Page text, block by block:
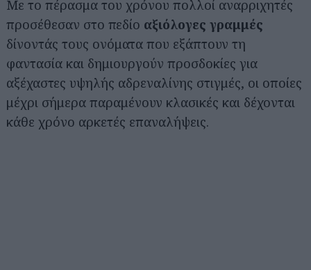
Με το πέρασμα του χρόνου πολλοί αναρριχητές
προσέθεσαν στο πεδίο αξιόλογες γραμμές
δίνοντάς τους ονόματα που εξάπτουν τη
φαντασία και δημιουργούν προσδοκίες για
αξέχαστες υψηλής αδρεναλίνης στιγμές, οι οποίες
μέχρι σήμερα παραμένουν κλασικές και δέχονται
κάθε χρόνο αρκετές επαναλήψεις.